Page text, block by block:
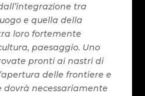
tra
e quella della
loro fortemente
paesaggio. Uno
pronti ai nastri di
delle frontiere e
dovrà necessariamente